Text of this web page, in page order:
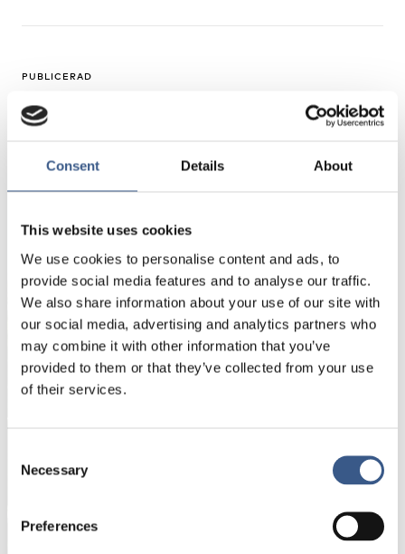
Consent Details About
This website uses cookies
We use cookies to personalise content and ads, to
provide social media features and to analyse our traffic.
We also share information about your use of our site with
our social media, advertising and analytics partners who
may combine it with other information that you’ve
provided to them or that they’ve collected from your use
of their services.
Selection
Necessary
Preferences
PUBLICERAD
24 Jan 2017
publikationer, evenemang och statistik.
Namn *
Dina uppgifter kommer inte att delas med tredje